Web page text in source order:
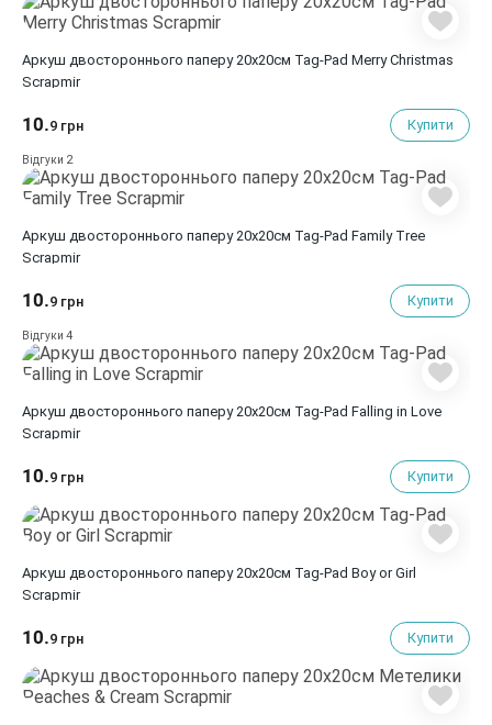
Аркуш двостороннього паперу 20х20см Tag-Pad Merry Christmas
Scrapmir
10.9 грн Купити
Відгуки 2
Аркуш двостороннього паперу 20х20см Tag-Pad Family Tree
Scrapmir
10.9 грн Купити
Відгуки 4
Аркуш двостороннього паперу 20х20см Tag-Pad Falling in Love
Scrapmir
10.9 грн Купити
Аркуш двостороннього паперу 20х20см Tag-Pad Boy or Girl
Scrapmir
10.9 грн Купити